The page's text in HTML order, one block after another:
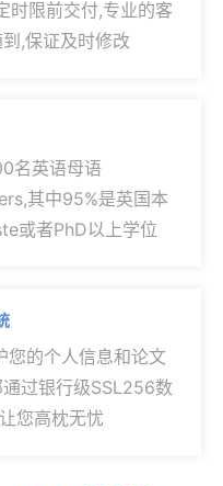
时限前交付,专业的客
,保证及时修改
名英语母语
其中95%是英国本
或者PhD以上学位
的个人信息和论文
过银行级SSL256数
您高枕无忧